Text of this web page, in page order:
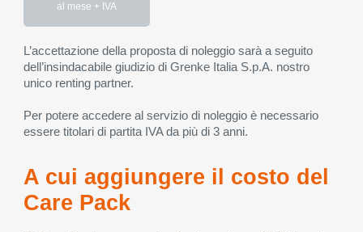
al mese + IVA
L’accettazione della proposta di noleggio sarà a seguito
dell’insindacabile giudizio di Grenke Italia S.p.A. nostro
unico renting partner.
Per potere accedere al servizio di noleggio è necessario
essere titolari di partita IVA da più di 3 anni.
A cui aggiungere il costo del
Care Pack